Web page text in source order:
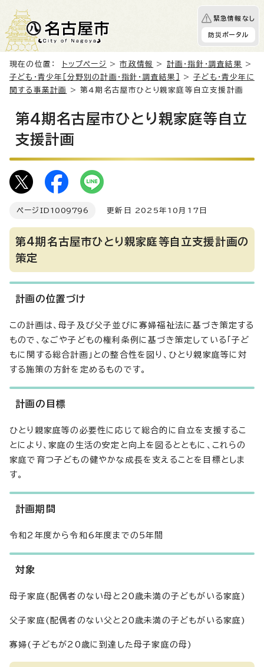
緊急情報なし
防災ポータル
現在の位置： トップページ >市政情報 > 計画・指針・調査結果
>
子ども・青少年［分野別の計画・指針・調査結果］
>子ども・青少年に
関する事業計画
> 第4期名古屋市ひとり親家庭等自立支援計画
第4期名古屋市ひとり親家庭等自立
支援計画
ページID 1009796 更新日 2025年10月17日
第4期名古屋市ひとり親家庭等自立支援計画の
策定
計画の位置づけ
この計画は、母子及び父子並びに寡婦福祉法に基づき策定する
もので、なごや子どもの権利条例に基づき策定している「子ど
もに関する総合計画」との整合性を図り、ひとり親家庭等に対
する施策の方針を定めるものです。
計画の目標
ひとり親家庭等の必要性に応じて総合的に自立を支援するこ
とにより、家庭の生活の安定と向上を図るとともに、これらの
家庭で育つ子どもの健やかな成長を支えることを目標としま
す。
計画期間
令和2年度から令和6年度までの5年間
対象
母子家庭(配偶者のない母と20歳未満の子どもがいる家庭)
父子家庭(配偶者のない父と20歳未満の子どもがいる家庭)
寡婦(子どもが20歳に到達した母子家庭の母)